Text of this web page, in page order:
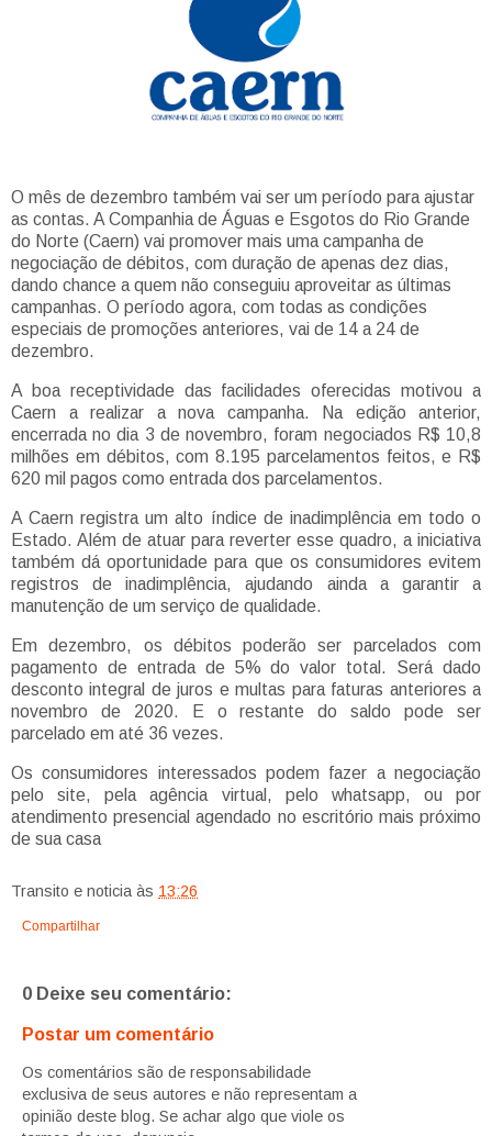
O mês de dezembro também vai ser um período para ajustar
as contas. A Companhia de Águas e Esgotos do Rio Grande
do Norte (Caern) vai promover mais uma campanha de
negociação de débitos, com duração de apenas dez dias,
dando chance a quem não conseguiu aproveitar as últimas
campanhas. O período agora, com todas as condições
especiais de promoções anteriores, vai de 14 a 24 de
dezembro.
A boa receptividade das facilidades oferecidas motivou a
Caern a realizar a nova campanha. Na edição anterior,
encerrada no dia 3 de novembro, foram negociados R$ 10,8
milhões em débitos, com 8.195 parcelamentos feitos, e R$
620 mil pagos como entrada dos parcelamentos.
A Caern registra um alto índice de inadimplência em todo o
Estado. Além de atuar para reverter esse quadro, a iniciativa
também dá oportunidade para que os consumidores evitem
registros de inadimplência, ajudando ainda a garantir a
manutenção de um serviço de qualidade.
Em dezembro, os débitos poderão ser parcelados com
pagamento de entrada de 5% do valor total. Será dado
desconto integral de juros e multas para faturas anteriores a
novembro de 2020. E o restante do saldo pode ser
parcelado em até 36 vezes.
Os consumidores interessados podem fazer a negociação
pelo site, pela agência virtual, pelo whatsapp, ou por
atendimento presencial agendado no escritório mais próximo
de sua casa
Transito e noticia às 13:26
Compartilhar
0 Deixe seu comentário:
Postar um comentário
Os comentários são de responsabilidade
exclusiva de seus autores e não representam a
opinião deste blog. Se achar algo que viole os